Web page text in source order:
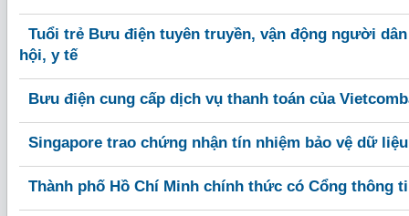
Tuổi trẻ Bưu điện tuyên truyền, vận động người
hội, y tế
Bưu điện cung cấp dịch vụ thanh toán của
Singapore trao chứng nhận tín nhiệm bảo vệ dữ
Thành phố Hồ Chí Minh chính thức có Cổng thông